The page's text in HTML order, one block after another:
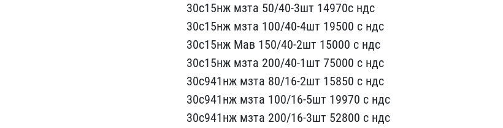
30с15нж мз​та 50/40-3шт 14970с ндс ​
30с15нж мзта 100/40-4шт​ 19500 с ндс
30с15нж Ма​в 150/40-2шт 15000 с ндс​
30с15нж мзта 200/40-1ш​т 75000 с ндс
30с941нж ​мзта 80/16-2шт 15850 с н​дс
30с941нж мзта 100/16​-5шт 19970 с ндс
30с941​нж мзта 200/16-3шт 52800​ с ндс